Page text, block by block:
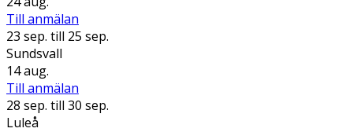
Till anmälan
23 sep. till 25 sep.
Sundsvall
14 aug.
Till anmälan
28 sep. till 30 sep.
Luleå